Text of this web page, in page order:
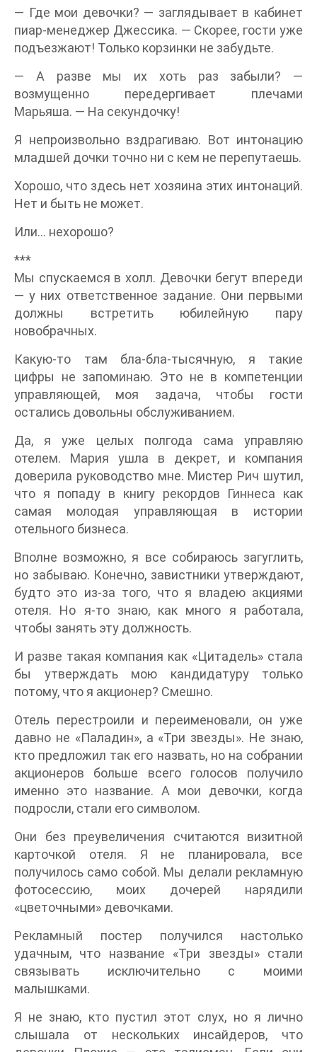
— Где мои девочки? — заглядывает в кабинет
пиар-менеджер Джессика. — Скорее, гости уже
подъезжают! Только корзинки не забудьте.
— А разве мы их хоть раз забыли? —
возмущенно передергивает плечами
Марьяша. — На секундочку!
Я непроизвольно вздрагиваю. Вот интонацию
младшей дочки точно ни с кем не перепутаешь.
Хорошо, что здесь нет хозяина этих интонаций.
Нет и быть не может.
Или… нехорошо?
***
Мы спускаемся в холл. Девочки бегут впереди
— у них ответственное задание. Они первыми
должны встретить юбилейную пару
новобрачных.
Какую-то там бла-бла-тысячную, я такие
цифры не запоминаю. Это не в компетенции
управляющей, моя задача, чтобы гости
остались довольны обслуживанием.
Да, я уже целых полгода сама управляю
отелем. Мария ушла в декрет, и компания
доверила руководство мне. Мистер Рич шутил,
что я попаду в книгу рекордов Гиннеса как
самая молодая управляющая в истории
отельного бизнеса.
Вполне возможно, я все собираюсь загуглить,
но забываю. Конечно, завистники утверждают,
будто это из-за того, что я владею акциями
отеля. Но я-то знаю, как много я работала,
чтобы занять эту должность.
И разве такая компания как «Цитадель» стала
бы утверждать мою кандидатуру только
потому, что я акционер? Смешно.
Отель перестроили и переименовали, он уже
давно не «Паладин», а «Три звезды». Не знаю,
кто предложил так его назвать, но на собрании
акционеров больше всего голосов получило
именно это название. А мои девочки, когда
подросли, стали его символом.
Они без преувеличения считаются визитной
карточкой отеля. Я не планировала, все
получилось само собой. Мы делали рекламную
фотосессию, моих дочерей нарядили
«цветочными» девочками.
Рекламный постер получился настолько
удачным, что название «Три звезды» стали
связывать исключительно с моими
малышками.
Я не знаю, кто пустил этот слух, но я лично
слышала от нескольких инсайдеров, что